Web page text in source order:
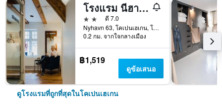
โรงแรม นีฮาวน์63
2 ดาว
ดี 7.0
Nyhavn 63, โคเปนเฮเกน, โคเปนเฮเกน, เดนมาร์ก
0.2 กม. จากใจกลางเมือง
฿1,519
ดูข้อเสนอ
ดูโรงแรมที่ถูกที่สุดในโคเปนเฮเกน